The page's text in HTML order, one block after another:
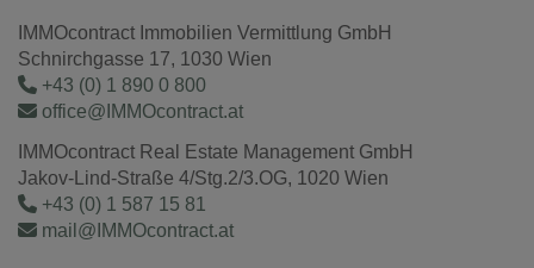
IMMOcontract Immobilien Vermittlung GmbH
Schnirchgasse 17, 1030 Wien
+43 (0) 1 890 0 800
office@IMMOcontract.at
IMMOcontract Real Estate Management GmbH
Jakov-Lind-Straße 4/Stg.2/3.OG, 1020 Wien
+43 (0) 1 587 15 81
mail@IMMOcontract.at